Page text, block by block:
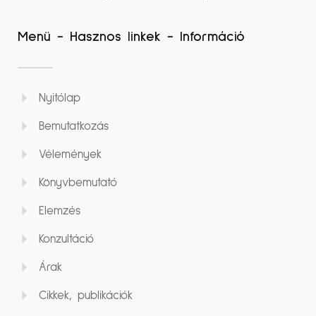
Menü - Hasznos linkek - Információ
Nyitólap
Bemutatkozás
Vélemények
Könyvbemutató
Elemzés
Konzultáció
Árak
Cikkek, publikációk